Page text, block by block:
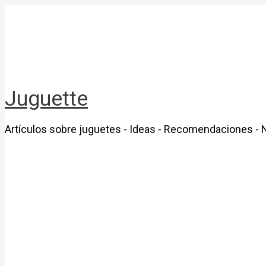
Juguette
Artículos sobre juguetes - Ideas - Recomendaciones -